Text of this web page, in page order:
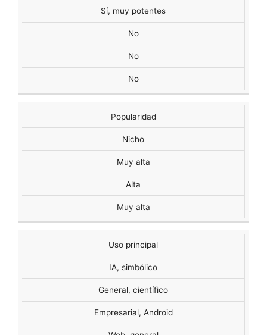
Sí, muy potentes
No
No
No
Popularidad
Nicho
Muy alta
Alta
Muy alta
Uso principal
IA, simbólico
General, científico
Empresarial, Android